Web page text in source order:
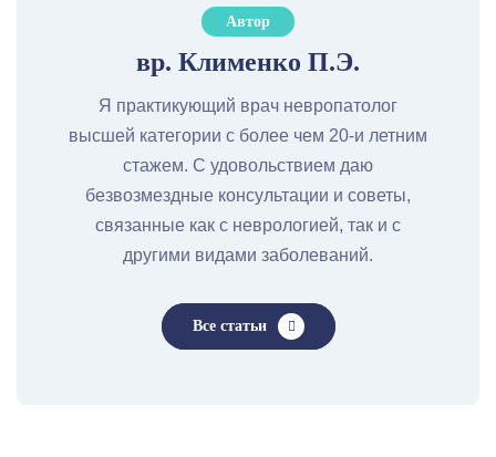
Автор
вр. Клименко П.Э.
Я практикующий врач невропатолог
высшей категории с более чем 20-и летним
стажем. С удовольствием даю
безвозмездные консультации и советы,
связанные как с неврологией, так и с
другими видами заболеваний.
Все статьи